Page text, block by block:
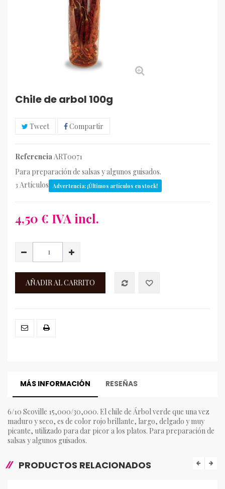
Chile de arbol 100g
Tweet Compartir
Referencia ART0071
Para preparación de salsas y algunos guisados.
3 Artículos Advertencia: ¡Últimos artículos en stock!
4,50 € IVA incl.
AÑADIR AL CARRITO
MÁS INFORMACIÓN RESEÑAS
6/10 Scoville 15,000/30,000. El chile de Árbol verde que una vez
maduro y seco, es de color rojo brillante, largo, delgado y muy
picante, utilizado para dar picor a los platos. Para preparación de
salsas y algunos guisados.
PRODUCTOS RELACIONADOS